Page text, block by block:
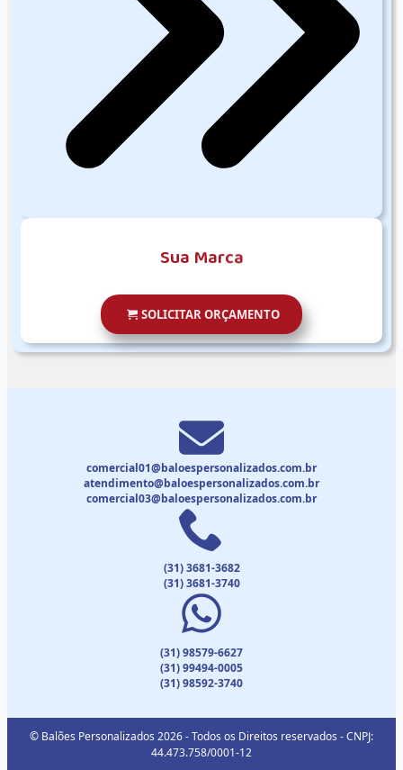
Sua Marca
SOLICITAR ORÇAMENTO
comercial01@baloespersonalizados.com.br
atendimento@baloespersonalizados.com.br
comercial03@baloespersonalizados.com.br
(31) 3681-3682
(31) 3681-3740
(31) 98579-6627
(31) 99494-0005
(31) 98592-3740
© Balões Personalizados 2026 - Todos os Direitos reservados - CNPJ:
44.473.758/0001-12